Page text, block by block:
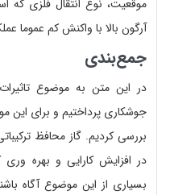
موقعیت، نوع انتقال فلزی که
آرگون بالا با واکنش کم عموما
جمع‌بندی
در این متن به موضوع
جوشکاری پرداختیم و برای
بررسی کردیم. گاز محافظ
در افزایش کارایی و بهره وری
بسیاری از این موضوع آگاه